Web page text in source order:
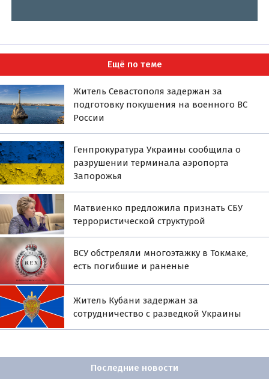
Ещё по теме
Житель Севастополя задержан за
подготовку покушения на военного ВС
России
Генпрокуратура Украины сообщила о
разрушении терминала аэропорта
Запорожья
Матвиенко предложила признать СБУ
террористической структурой
ВСУ обстреляли многоэтажку в Токмаке,
есть погибшие и раненые
Житель Кубани задержан за
сотрудничество с разведкой Украины
Последние новости